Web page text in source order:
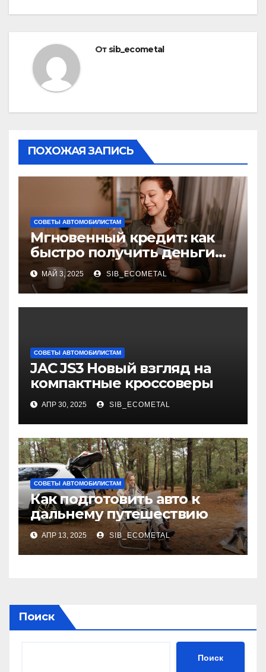
От sib_ecometal
ПОХОЖАЯ ЗАПИСЬ
СОВЕТЫ АВТОМОБИЛИСТАМ
Мгновенный кредит: как
быстро получить деньги
без лишних хлопот
МАЙ 3, 2025 SIB_ECOMETAL
СОВЕТЫ АВТОМОБИЛИСТАМ
JAC JS3 Новый взгляд на
компактные кроссоверы
АПР 30, 2025 SIB_ECOMETAL
СОВЕТЫ АВТОМОБИЛИСТАМ
Как подготовить авто к
дальнему путешествию
АПР 13, 2025 SIB_ECOMETAL
Поиск
Поиск